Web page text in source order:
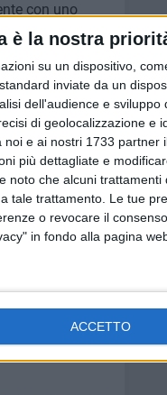
è la nostra
su un dispositivo,
inviate da un
dell'audience e sviluppo
di geolocalizzazione e
e ai nostri 1733 partner
più dettagliate e
noto che alcuni trattamenti
tale trattamento. Le tue
o revocare il
in fondo alla pagina
ACCETTO
con uno
questa volta in
giornata
e
Capriati
del colonnello